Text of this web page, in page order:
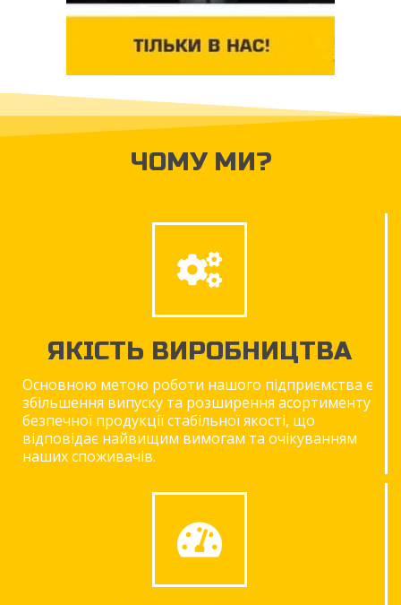
ЧОМУ МИ?
ЯКІСТЬ ВИРОБНИЦТВА
Основною метою роботи нашого підприємства є
збільшення випуску та розширення асортименту
безпечної продукції стабільної якості, що
відповідає найвищим вимогам та очікуванням
наших споживачів.